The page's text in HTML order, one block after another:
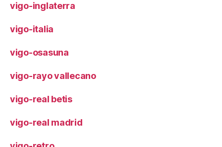
vigo-inglaterra
vigo-italia
vigo-osasuna
vigo-rayo vallecano
vigo-real betis
vigo-real madrid